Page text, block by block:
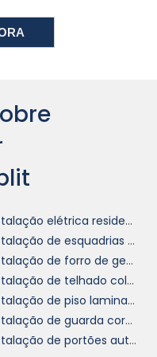
elétricas do
podem
a
da unidade
das
além do teste
os aspectos
evitando
vazamentos ou
DO
Instalação elétrica residencial
Instalação de esquadrias de pvc
Instalação de forro de gesso acartonado
Instalação de telhado colonial
Instalação de piso laminado
Instalação de guarda corpo de vidro
Instalação de portões automáticos